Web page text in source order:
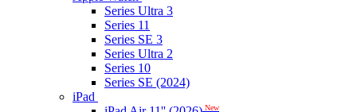
Series Ultra 3
Series 11
Series SE 3
Series Ultra 2
Series 10
Series SE (2024)
iPad
New